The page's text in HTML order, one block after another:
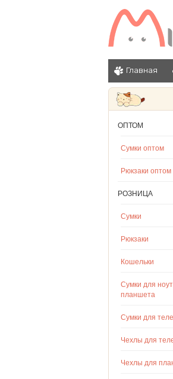
Главная
ОПТОМ
Сумки оптом
Рюкзаки оптом
РОЗНИЦА
Сумки
Рюкзаки
Кошельки
Сумки для
планшета
Сумки для
Чехлы для
Чехлы для